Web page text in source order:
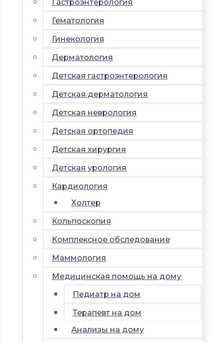
Гастроэнтерология
Гематология
Гинекология
Дерматология
Детская гастроэнтерология
Детская дерматология
Детская неврология
Детская ортопедия
Детская хирургия
Детская урология
Кардиология
Холтер
Кольпоскопия
Комплексное обследование
Маммология
Медицинская помощь на дому
Педиатр на дом
Терапевт на дом
Анализы на дому